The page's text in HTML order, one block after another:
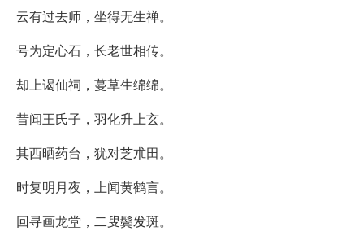
云有过去师，坐得无生禅。
号为定心石，长老世相传。
却上谒仙祠，蔓草生绵绵。
昔闻王氏子，羽化升上玄。
其西晒药台，犹对芝朮田。
时复明月夜，上闻黄鹤言。
回寻画龙堂，二叟鬓发斑。